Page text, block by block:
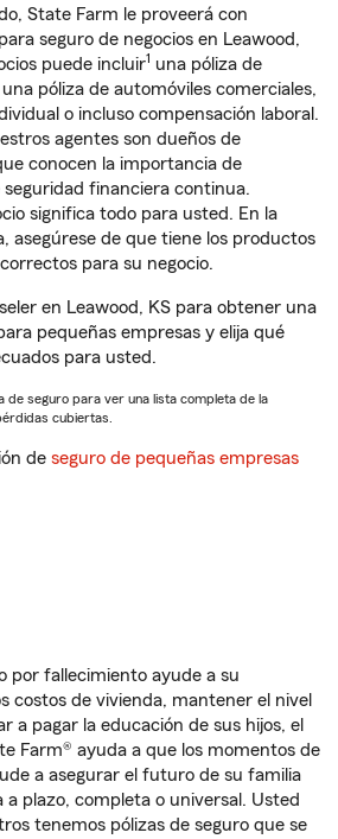
State Farm le proveerá con
seguro de negocios en Leawood,
puede incluir1 una póliza de
póliza de automóviles comerciales,
o incluso compensación laboral.
agentes son dueños de
conocen la importancia de
financiera continua.
significa todo para usted. En la
asegúrese de que tiene los productos
para su negocio.
en Leawood, KS para obtener una
pequeñas empresas y elija qué
para usted.
de seguro para ver una lista completa de la
cubiertas.
de seguro de pequeñas empresas
por fallecimiento ayude a su
costos de vivienda, mantener el nivel
a pagar la educación de sus hijos, el
Farm® ayuda a que los momentos de
a asegurar el futuro de su familia
a plazo, completa o universal. Usted
tenemos pólizas de seguro que se